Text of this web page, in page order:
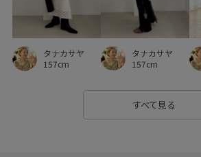
タナカサヤ
157cm
タナカサヤ
157cm
すべて見る